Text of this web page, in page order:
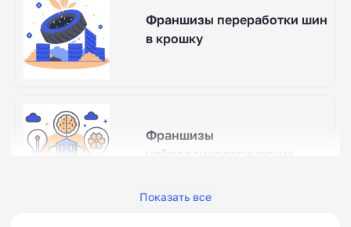
Франшизы переработки шин
в крошку
Франшизы
нейропсихологических
Показать все